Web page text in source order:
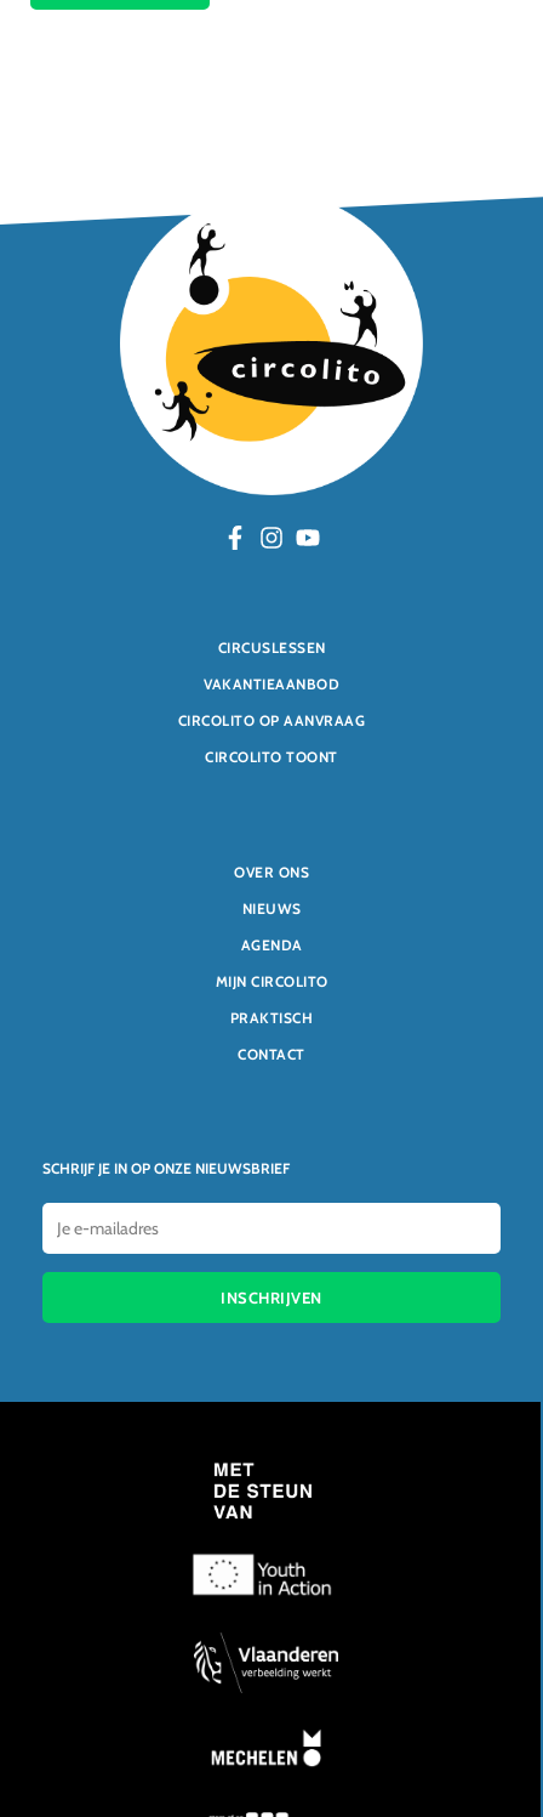
CIRCUSLESSEN
VAKANTIEAANBOD
CIRCOLITO OP AANVRAAG
CIRCOLITO TOONT
SCHRIJF JE IN OP ONZE NIEUWSBRIEF
INSCHRIJVEN
OVER ONS
NIEUWS
AGENDA
MIJN CIRCOLITO
PRAKTISCH
CONTACT